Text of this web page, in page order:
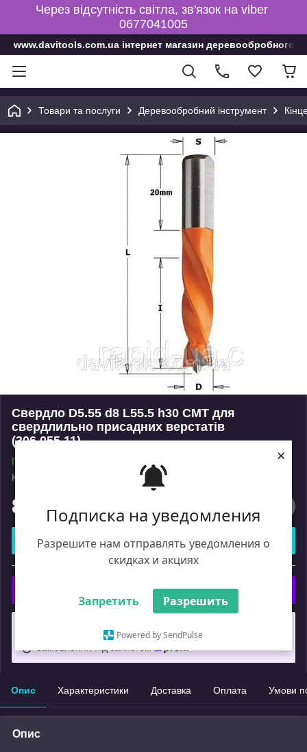
Подписка на уведомления
Разрешите нам отправлять уведомления о
скидках и акциях
Запретить Разрешить
Powered by SendPulse
×
Через відсутність світла, зв'язок на viber
0677041005
www.davitools.com.ua інтернет магазин деревообробного
Товари та послуги Деревообробний інструмент
Свердло D5.55 d8 L55.5 h30 CMT для
свердлильно присадних верстатів
(306.055.11)
Готово до відправки
Код: 10095
890 ₴
Купити
або
Купити з
Опис Характеристики Доставка Оплата Умови
Опис